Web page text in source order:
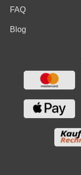
FAQ
Blog